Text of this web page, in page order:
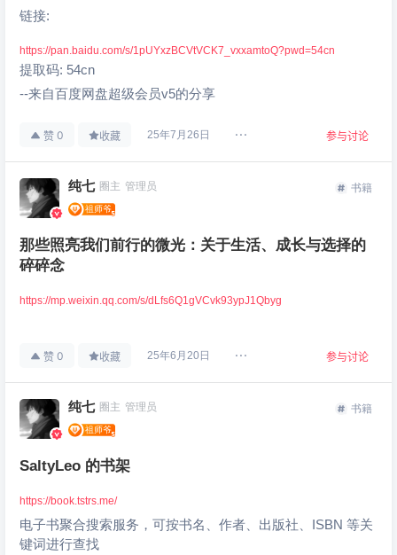
链接:
https://pan.baidu.com/s/1pUYxzBCVtVCK7_vxxamtoQ?pwd=54cn
提取码: 54cn
--来自百度网盘超级会员v5的分享
赞 0 收藏 25年7月26日 参与讨论
纯七 圈主 管理员 书籍
那些照亮我们前行的微光：关于生活、成长与选择的
碎碎念
https://mp.weixin.qq.com/s/dLfs6Q1gVCvk93ypJ1Qbyg
赞 0 收藏 25年6月20日 参与讨论
纯七 圈主 管理员 书籍
SaltyLeo 的书架
https://book.tstrs.me/
电子书聚合搜索服务，可按书名、作者、出版社、ISBN 等关
键词进行查找